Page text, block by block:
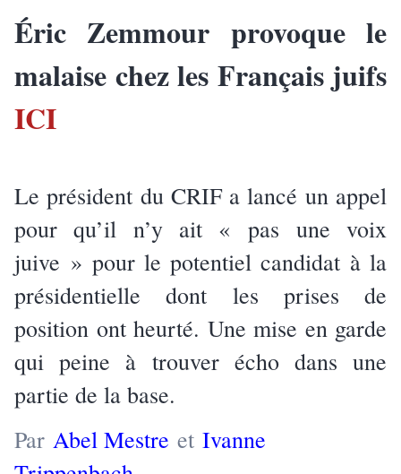
Éric Zemmour provoque le
malaise chez les Français juifs
ICI
Le président du CRIF a lancé un appel
pour qu’il n’y ait « pas une voix
juive » pour le potentiel candidat à la
présidentielle dont les prises de
position ont heurté. Une mise en garde
qui peine à trouver écho dans une
partie de la base.
Par Abel Mestre et Ivanne